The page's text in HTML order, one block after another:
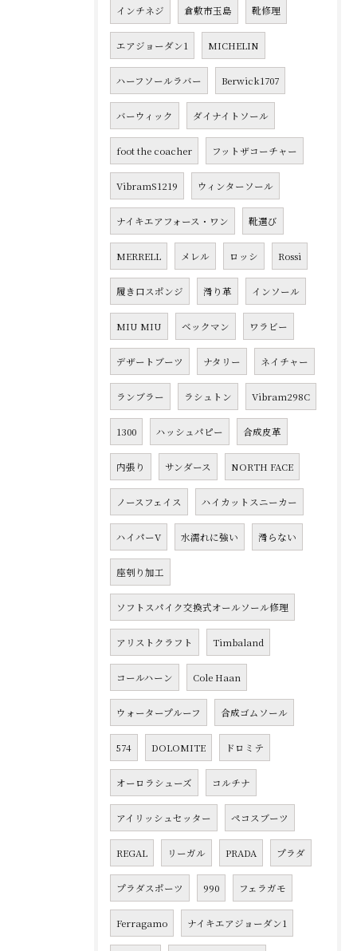
インチネジ 倉敷市玉島 靴修理
エアジョーダン1 MICHELIN
ハーフソールラバー Berwick1707
バーウィック ダイナイトソール
foot the coacher フットザコーチャー
VibramS1219 ウィンターソール
ナイキエアフォース・ワン 靴選び
MERRELL メレル ロッシ Rossi
履き口スポンジ 滑り革 インソール
MIU MIU ベックマン ワラビー
デザートブーツ ナタリー ネイチャー
ランブラー ラシュトン Vibram298C
1300 ハッシュパピー 合成皮革
内張り サンダース NORTH FACE
ノースフェイス ハイカットスニーカー
ハイパーV 水濡れに強い 滑らない
座刳り加工
ソフトスパイク交換式オールソール修理
アリストクラフト Timbaland
コールハーン Cole Haan
ウォータープルーフ 合成ゴムソール
574 DOLOMITE ドロミテ
オーロラシューズ コルチナ
アイリッシュセッター ペコスブーツ
REGAL リーガル PRADA プラダ
プラダスポーツ 990 フェラガモ
Ferragamo ナイキエアジョーダン1